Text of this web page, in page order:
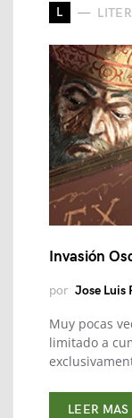
L
Invasión
por Jose Luis
Muy pocas
limitado a
LEER MAS